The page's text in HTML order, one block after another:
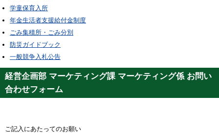
学童保育入所
年金生活者支援給付金制度
ごみ集積所・ごみ分別
防災ガイドブック
一般競争入札公告
経営企画部 マーケティング課 マーケティング係 お問い
合わせフォーム
ご記入にあたってのお願い